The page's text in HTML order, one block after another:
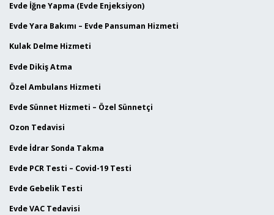
Evde İğne Yapma (Evde Enjeksiyon)
Evde Yara Bakımı – Evde Pansuman Hizmeti
Kulak Delme Hizmeti
Evde Dikiş Atma
Özel Ambulans Hizmeti
Evde Sünnet Hizmeti – Özel Sünnetçi
Ozon Tedavisi
Evde İdrar Sonda Takma
Evde PCR Testi – Covid-19 Testi
Evde Gebelik Testi
Evde VAC Tedavisi